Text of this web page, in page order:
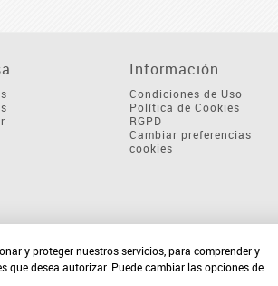
Información
Condiciones de Uso
Política de Cookies
RGPD
Cambiar preferencias
cookies
y proteger nuestros servicios, para comprender y
que desea autorizar. Puede cambiar las opciones de